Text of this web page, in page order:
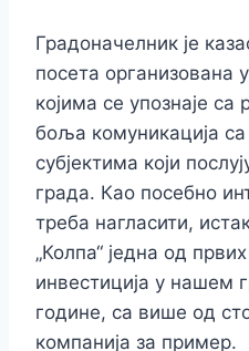
Градоначелник је
посета организована
којима се упознаје
боља комуникација
субјектима који
града. Као посебно
треба нагласити,
„Колпа“ једна од
инвестиција у нашем
године, са више од
компанија за пример.